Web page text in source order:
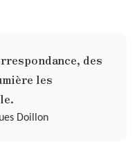
des
les
Doillon